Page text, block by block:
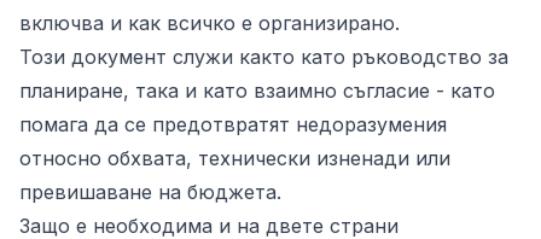
включва и как всичко е организирано.
Този документ служи както като ръководство за
планиране, така и като взаимно съгласие - като
помага да се предотвратят недоразумения
относно обхвата, технически изненади или
превишаване на бюджета.
Защо е необходима и на двете страни